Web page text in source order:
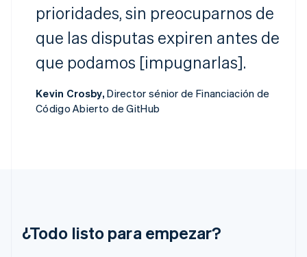
prioridades, sin preocuparnos de
que las disputas expiren antes de
que podamos [impugnarlas].
Kevin Crosby,Director sénior de Financiación de
Código Abierto de GitHub
¿Todo listo para empezar?
Estonia
Finlandia
Francia
Gibraltar
English
Italia